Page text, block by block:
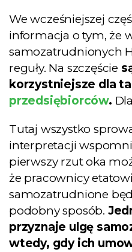
We wcześniejszej
informacja o tym, że
samozatrudnionych
reguły. Na szczęście
korzystniejsze dla
przedsiębiorców.
Tutaj wszystko
interpretacji
pierwszy rzut oka
że pracownicy
samozatrudnione
podobny sposób.
przyznaje ulgę
wtedy, gdy ich